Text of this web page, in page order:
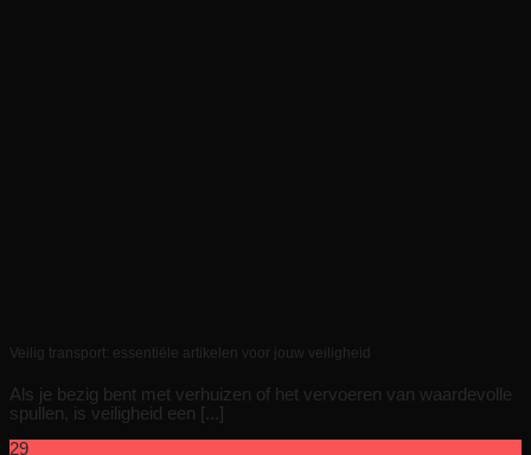
Veilig transport: essentiële artikelen voor jouw veiligheid
Als je bezig bent met verhuizen of het vervoeren van waardevolle
spullen, is veiligheid een [...]
29